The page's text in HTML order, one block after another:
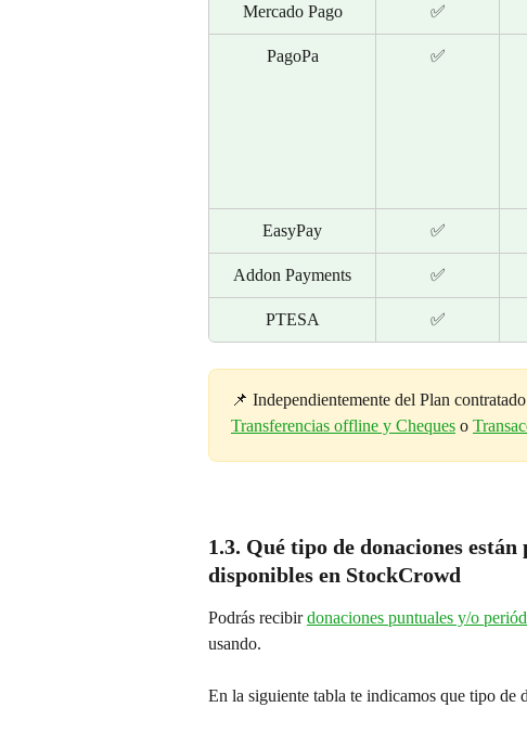
Mercado Pago ✅
PagoPa ✅
EasyPay ✅
Addon Payments ✅
PTESA ✅
📌 Independientemente del Plan
Transferencias offline y Cheques o
1.3. Qué tipo de donaciones
disponibles en StockCrowd
Podrás recibir donaciones puntuales y/o
usando.
En la siguiente tabla te indicamos que tipo de